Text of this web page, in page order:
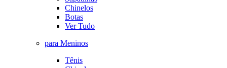
Chinelos
Botas
Ver Tudo
para Meninos
Tênis